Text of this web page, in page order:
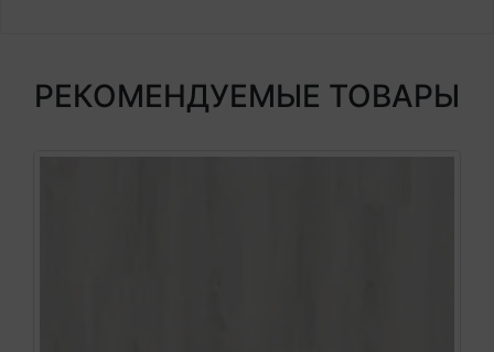
РЕКОМЕНДУЕМЫЕ ТОВАРЫ